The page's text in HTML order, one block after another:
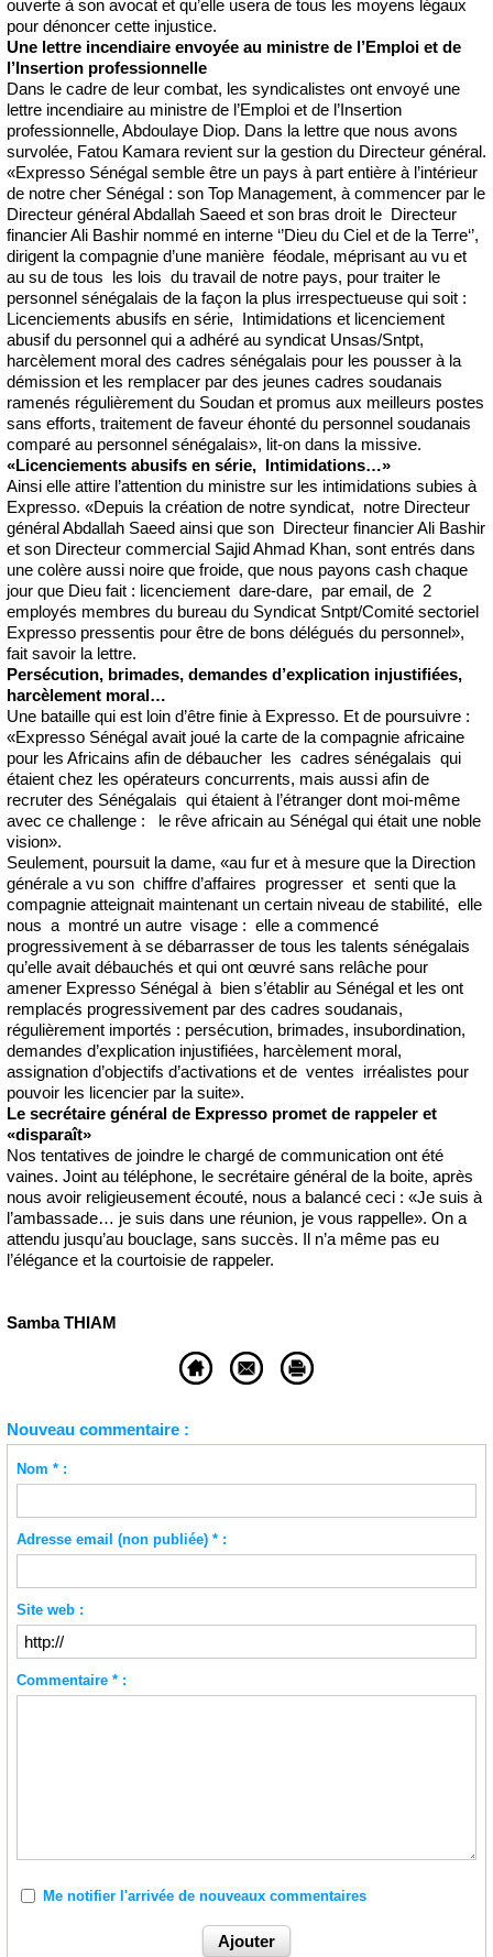
ouverte à son avocat et qu’elle usera de tous les moyens légaux
pour dénoncer cette injustice.
Une lettre incendiaire envoyée au ministre de l’Emploi et de
l’Insertion professionnelle
Dans le cadre de leur combat, les syndicalistes ont envoyé une
lettre incendiaire au ministre de l’Emploi et de l’Insertion
professionnelle, Abdoulaye Diop. Dans la lettre que nous avons
survolée, Fatou Kamara revient sur la gestion du Directeur général.
«Expresso Sénégal semble être un pays à part entière à l’intérieur
de notre cher Sénégal : son Top Management, à commencer par le
Directeur général Abdallah Saeed et son bras droit le Directeur
financier Ali Bashir nommé en interne ‘’Dieu du Ciel et de la Terre‘’,
dirigent la compagnie d’une manière féodale, méprisant au vu et
au su de tous les lois du travail de notre pays, pour traiter le
personnel sénégalais de la façon la plus irrespectueuse qui soit :
Licenciements abusifs en série, Intimidations et licenciement
abusif du personnel qui a adhéré au syndicat Unsas/Sntpt,
harcèlement moral des cadres sénégalais pour les pousser à la
démission et les remplacer par des jeunes cadres soudanais
ramenés régulièrement du Soudan et promus aux meilleurs postes
sans efforts, traitement de faveur éhonté du personnel soudanais
comparé au personnel sénégalais», lit-on dans la missive.
«Licenciements abusifs en série, Intimidations…»
Ainsi elle attire l’attention du ministre sur les intimidations subies à
Expresso. «Depuis la création de notre syndicat, notre Directeur
général Abdallah Saeed ainsi que son Directeur financier Ali Bashir
et son Directeur commercial Sajid Ahmad Khan, sont entrés dans
une colère aussi noire que froide, que nous payons cash chaque
jour que Dieu fait : licenciement dare-dare, par email, de 2
employés membres du bureau du Syndicat Sntpt/Comité sectoriel
Expresso pressentis pour être de bons délégués du personnel»,
fait savoir la lettre.
Persécution, brimades, demandes d’explication injustifiées,
harcèlement moral…
Une bataille qui est loin d’être finie à Expresso. Et de poursuivre :
«Expresso Sénégal avait joué la carte de la compagnie africaine
pour les Africains afin de débaucher les cadres sénégalais qui
étaient chez les opérateurs concurrents, mais aussi afin de
recruter des Sénégalais qui étaient à l’étranger dont moi-même
avec ce challenge : le rêve africain au Sénégal qui était une noble
vision».
Seulement, poursuit la dame, «au fur et à mesure que la Direction
générale a vu son chiffre d’affaires progresser et senti que la
compagnie atteignait maintenant un certain niveau de stabilité, elle
nous a montré un autre visage : elle a commencé
progressivement à se débarrasser de tous les talents sénégalais
qu’elle avait débauchés et qui ont œuvré sans relâche pour
amener Expresso Sénégal à bien s’établir au Sénégal et les ont
remplacés progressivement par des cadres soudanais,
régulièrement importés : persécution, brimades, insubordination,
demandes d’explication injustifiées, harcèlement moral,
assignation d’objectifs d’activations et de ventes irréalistes pour
pouvoir les licencier par la suite».
Le secrétaire général de Expresso promet de rappeler et
«disparaît»
Nos tentatives de joindre le chargé de communication ont été
vaines. Joint au téléphone, le secrétaire général de la boite, après
nous avoir religieusement écouté, nous a balancé ceci : «Je suis à
l’ambassade… je suis dans une réunion, je vous rappelle». On a
attendu jusqu’au bouclage, sans succès. Il n’a même pas eu
l’élégance et la courtoisie de rappeler.
Samba THIAM
Nouveau commentaire :
Nom * :
Adresse email (non publiée) * :
Site web :
Commentaire * :
Me notifier l'arrivée de nouveaux commentaires